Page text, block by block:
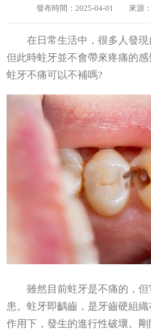
發布時間：2025-04-01 來源
在日常生活中，很多人發現
但此時蛀牙並不會帶來疼痛的感
蛀牙不痛可以不補嗎?
雖然目前蛀牙是不痛的，但
患。蛀牙即齲齒，是牙齒硬組
作用下，發生的進行性破壞。